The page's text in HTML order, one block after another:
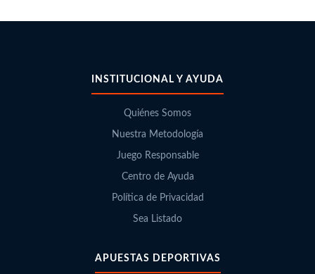
INSTITUCIONAL Y AYUDA
Quiénes Somos
Nuestra Metodología
Juego Responsable
Centro de Ayuda
Política de Privacidad
Sea Listado
APUESTAS DEPORTIVAS